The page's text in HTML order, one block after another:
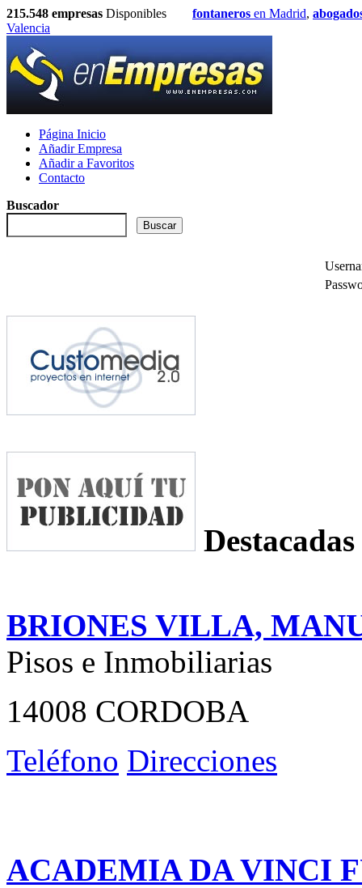
215.548 empresas Disponibles fontaneros en Madrid,
Valencia
Página Inicio
Añadir Empresa
Añadir a Favoritos
Contacto
Buscador
Destacadas
BRIONES VILLA,
Pisos e Inmobiliarias
14008 CORDOBA
Teléfono Direcciones
ACADEMIA DA VINCI